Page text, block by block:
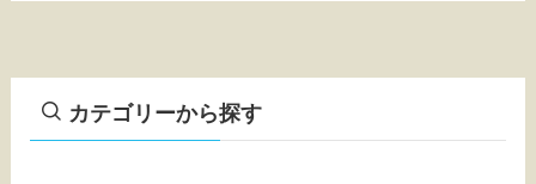
カテゴリーから探す